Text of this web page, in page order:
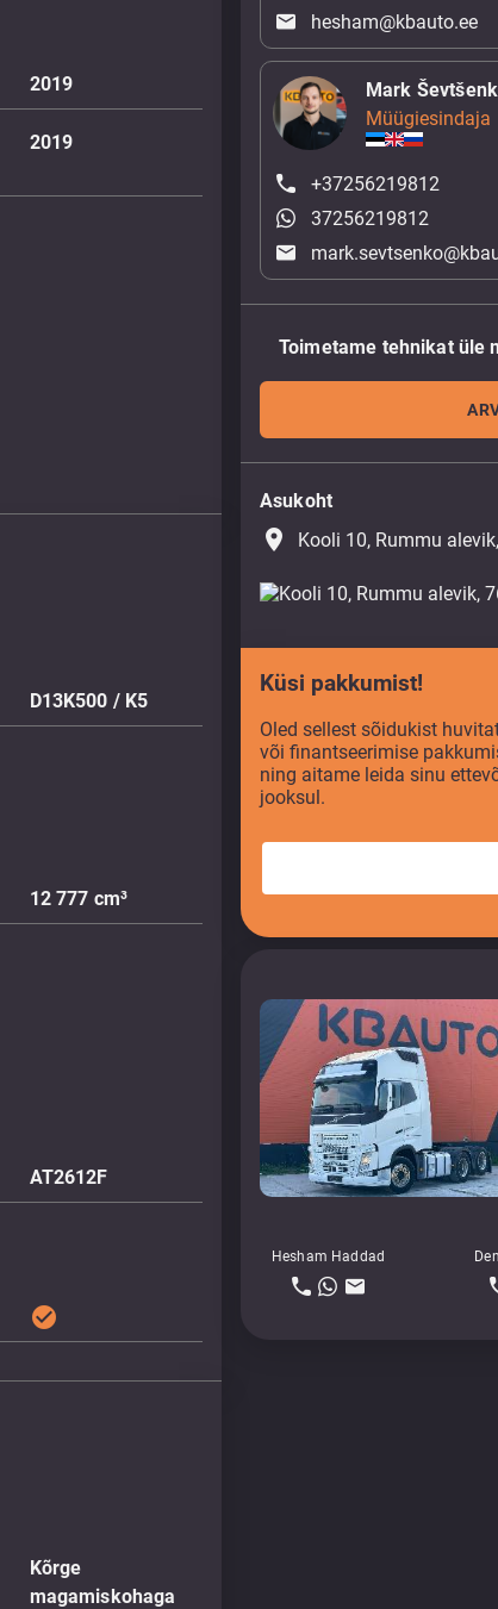
2019
2019
D13K500 / K5
12 777 cm³
AT2612F
check_circle
Kõrge
magamiskohaga
hesham@kbauto.ee
Mark
Müügiesindaja
+37256219812
37256219812
Toimetame tehnikat üle
Asukoht
place Kooli 10, Rummu
Küsi pakkumist!
Oled sellest sõidukist
või finantseerimise
ning aitame leida sinu
jooksul.
Hesham Haddad